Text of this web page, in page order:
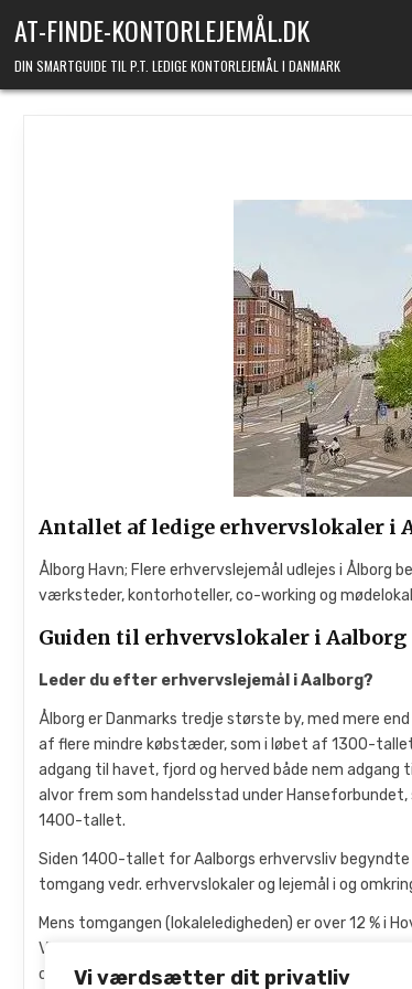
Vi værdsætter dit privatliv
AT-FINDE-KONTORLEJEMÅL.DK
DIN SMARTGUIDE TIL P.T. LEDIGE KONTORLEJEMÅL I DANMARK
Antallet af ledige erhvervslokaler i
Ålborg Havn; Flere erhvervslejemål udlejes i Ålborg
værksteder, kontorhoteller, co-working og
Guiden til erhvervslokaler i Aalborg
Leder du efter erhvervslejemål i Aalborg?
Ålborg er Danmarks tredje største by, med mere
af flere mindre købstæder, som i løbet af 1300-
adgang til havet, fjord og herved både nem adgang
alvor frem som handelsstad under
1400-tallet.
Siden 1400-tallet for Aalborgs erhvervsliv
tomgang vedr. erhvervslokaler og lejemål i og
Mens tomgangen (lokaleledigheden) er over 12 % i
Virksomhederne og udlejerne er innovative
omkring de 3 %.